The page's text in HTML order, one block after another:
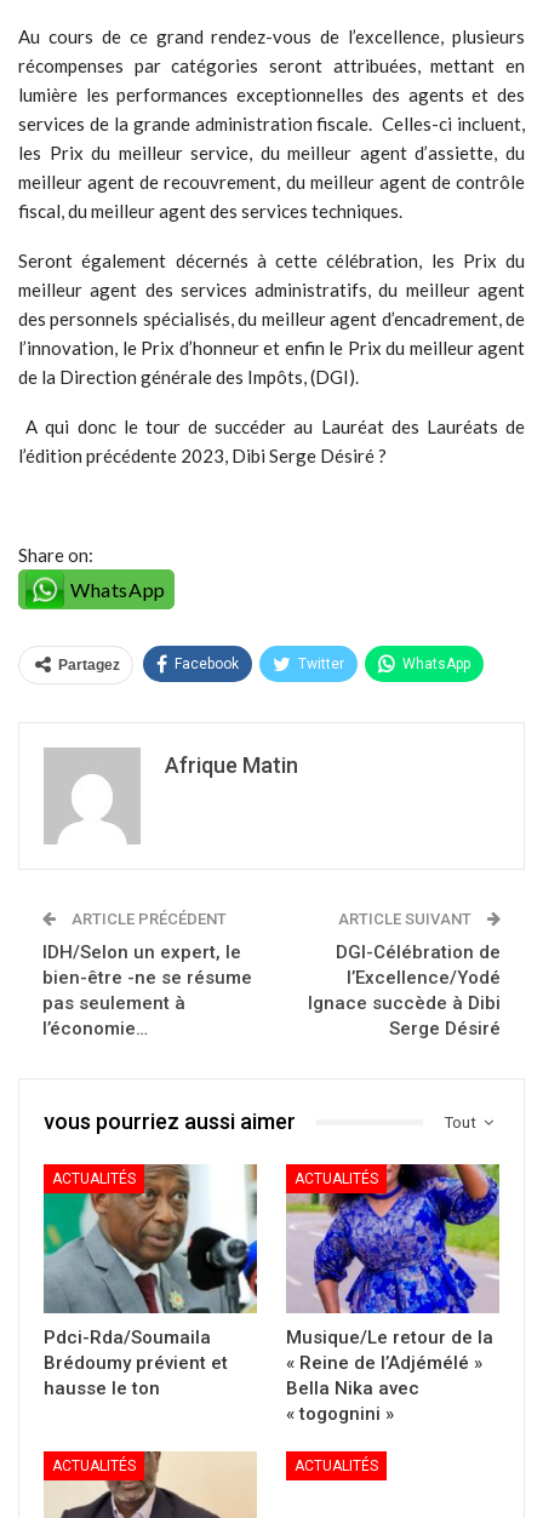
Au cours de ce grand rendez-vous de l’excellence, plusieurs
récompenses par catégories seront attribuées, mettant en
lumière les performances exceptionnelles des agents et des
services de la grande administration fiscale. Celles-ci incluent,
les Prix du meilleur service, du meilleur agent d’assiette, du
meilleur agent de recouvrement, du meilleur agent de contrôle
fiscal, du meilleur agent des services techniques.
Seront également décernés à cette célébration, les Prix du
meilleur agent des services administratifs, du meilleur agent
des personnels spécialisés, du meilleur agent d’encadrement, de
l’innovation, le Prix d’honneur et enfin le Prix du meilleur agent
de la Direction générale des Impôts, (DGI).
A qui donc le tour de succéder au Lauréat des Lauréats de
l’édition précédente 2023, Dibi Serge Désiré ?
Share on:
WhatsApp
Partagez Facebook Twitter WhatsApp
Afrique Matin
ARTICLE PRÉCÉDENT
IDH/Selon un expert, le
bien-être -ne se résume
pas seulement à
l’économie…
ARTICLE SUIVANT
DGI-Célébration de
l’Excellence/Yodé
Ignace succède à Dibi
Serge Désiré
Tout
vous pourriez aussi aimer
ACTUALITÉS
Pdci-Rda/Soumaila
Brédoumy prévient et
hausse le ton
ACTUALITÉS
Musique/Le retour de la
« Reine de l’Adjémélé »
Bella Nika avec
« togognini »
ACTUALITÉS ACTUALITÉS